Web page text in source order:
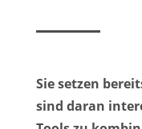
Sie setzen
sind daran